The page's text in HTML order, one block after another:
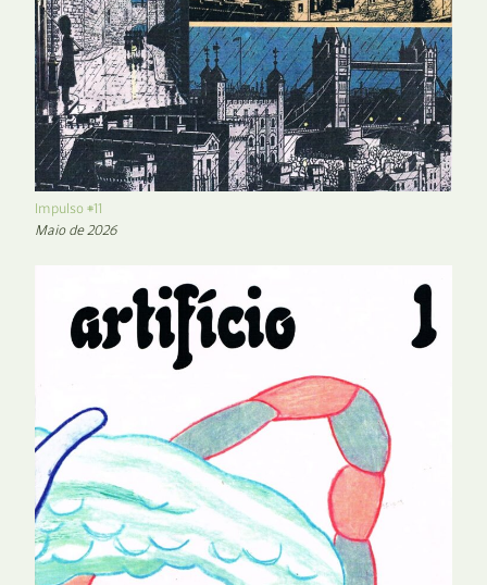
Impulso #11
Maio de 2026